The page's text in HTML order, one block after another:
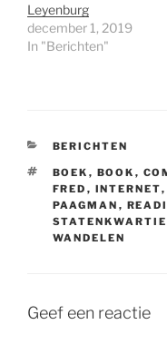
Leyenburg
december 1, 2019
In "Berichten"
CATEGORIEËN
BERICHTEN
TAGS
BOEK , BOOK ,
FRED , INTERNET,
PAAGMAN ,
WANDELEN
Geef een reactie